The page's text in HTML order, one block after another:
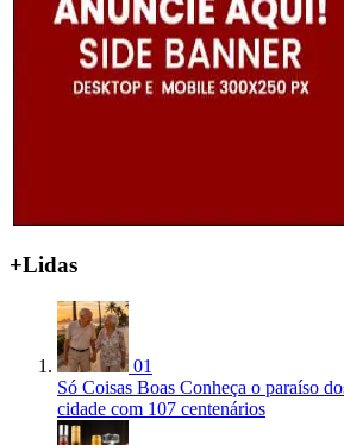
+Lidas
01
Só Coisas Boas Conheça o paraíso
cidade com 107 centenários